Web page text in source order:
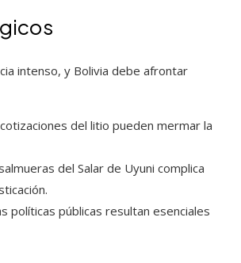
intenso, y Bolivia debe afrontar
del litio pueden mermar la
del Salar de Uyuni complica
políticas públicas resultan esenciales